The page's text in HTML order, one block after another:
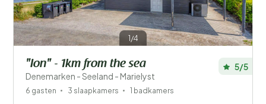
1/4
"Ion" - 1km from the sea
Denemarken - Seeland - Marielyst
5/5
6 gasten 3 slaapkamers 1 badkamers